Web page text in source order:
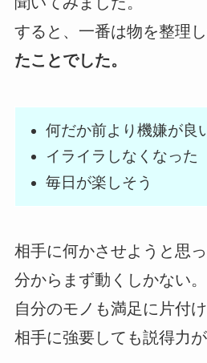
すると、一番は物を整理
たことでした。
何だか前より機嫌が良
イライラしなくなった
毎日が楽しそう
相手に何かさせようと思
分からまず動くしかない。
自分のモノも満足に片付
相手に強要しても説得力